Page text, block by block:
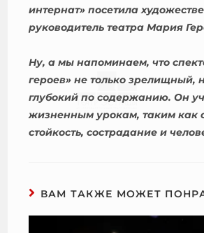
интернат» посетила
руководитель театра Мария
Ну, а мы напоминаем, что
героев» не только зрелищный,
глубокий по содержанию. Он
жизненным урокам, таким как
стойкость, сострадание и
ВАМ ТАКЖЕ МОЖЕТ